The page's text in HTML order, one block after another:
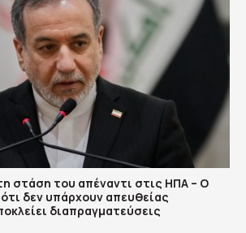
στάση του απέναντι στις ΗΠΑ – Ο
δεν υπάρχουν απευθείας
διαπραγματεύσεις